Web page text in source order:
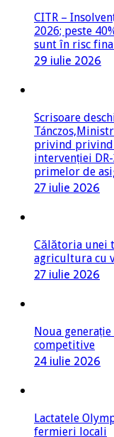
CITR –
2026; peste
sunt în risc
29 iulie 2026
Scrisoare
privind privind
intervenției
primelor de
27 iulie 2026
Călătoria unei
agricultura cu
27 iulie 2026
Noua
competitive
24 iulie 2026
Lactatele
fermieri locali